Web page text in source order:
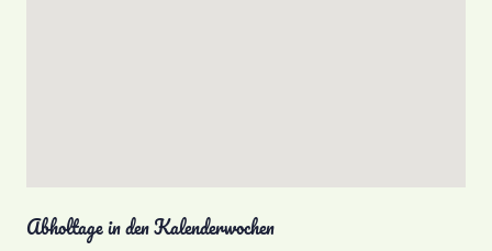
Abholtage in den Kalenderwochen